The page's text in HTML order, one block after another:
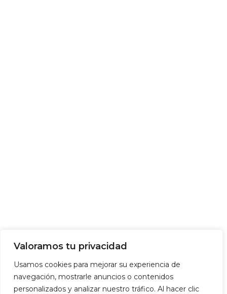
Valoramos tu privacidad
Usamos cookies para mejorar su experiencia de
navegación, mostrarle anuncios o contenidos
personalizados y analizar nuestro tráfico. Al hacer clic